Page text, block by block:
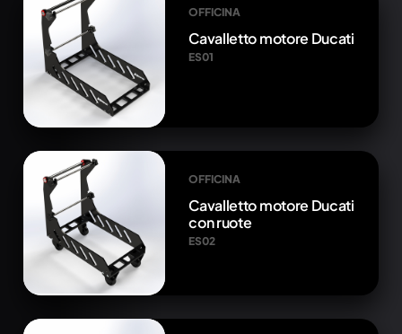
OFFICINA
Cavalletto motore Ducati
ES01
OFFICINA
Cavalletto motore Ducati
con ruote
ES02